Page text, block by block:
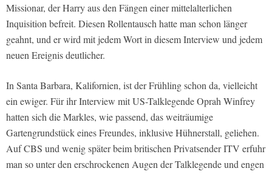
Missionar, der Harry aus den Fängen einer mittelalterlichen
Inquisition befreit. Diesen Rollentausch hatte man schon länger
geahnt, und er wird mit jedem Wort in diesem Interview und jedem
neuen Ereignis deutlicher.
In Santa Barbara, Kalifornien, ist der Frühling schon da, vielleicht
ein ewiger. Für ihr Interview mit US-Talklegende Oprah Winfrey
hatten sich die Markles, wie passend, das weiträumige
Gartengrundstück eines Freundes, inklusive Hühnerstall, geliehen.
AufCBS und wenig später beim britischen PrivatsenderITV erfuhr
man so unter den erschrockenen Augen der Talklegende und engen